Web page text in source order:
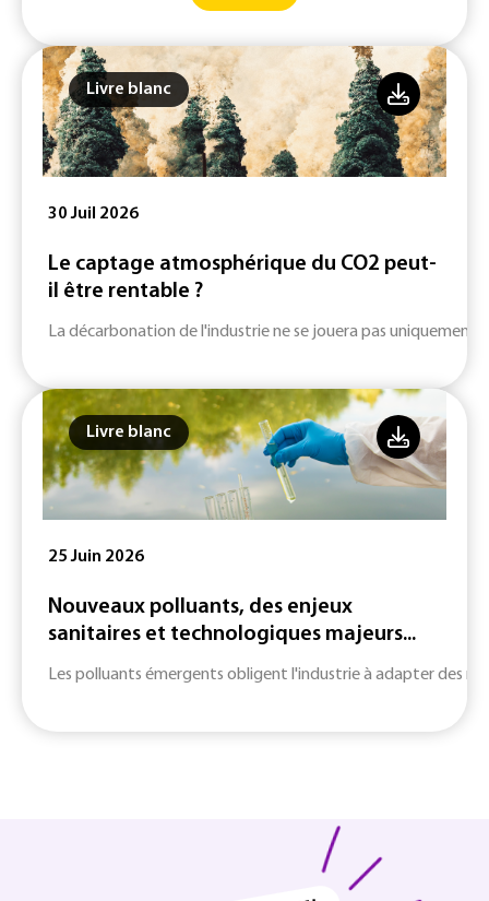
Livre blanc
30 Juil 2026
Le captage atmosphérique du CO2 peut-
il être rentable ?
La décarbonation de l'industrie ne se jouera pas uniquement
Livre blanc
25 Juin 2026
Nouveaux polluants, des enjeux
sanitaires et technologiques majeurs...
Les polluants émergents obligent l'industrie à adapter des